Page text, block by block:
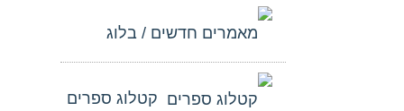
מאמרים חדשים / בלוג
קטלוג ספרים